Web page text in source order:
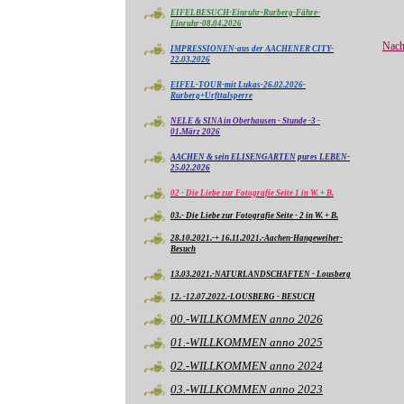
EIFELBESUCH-Einruhr-Rurberg-Fähre-
Einruhr-08.04.2026
IMPRESSIONEN-aus der AACHENER CITY-
22.03.2026
EIFEL-TOUR-mit Lukas-26.02.2026-
Rurberg+Urfttalsperre
NELE & SINA in Oberhausen - Stunde -3 -
01.März 2026
AACHEN & sein ELISENGARTEN pures LEBEN-
25.02.2026
02 - Die Liebe zur Fotografie Seite 1 in W. + B.
03.- Die Liebe zur Fotografie Seite - 2 in W. + B.
28.10.2021.-+ 16.11.2021.-Aachen-Hangeweiher-
Besuch
13.03.2021.-NATURLANDSCHAFTEN - Lousberg
12. -12.07.2022.-LOUSBERG - BESUCH
00.-WILLKOMMEN anno 2026
01.-WILLKOMMEN anno 2025
02.-WILLKOMMEN anno 2024
03.-WILLKOMMEN anno 2023